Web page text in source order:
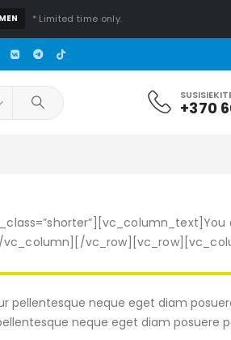
* Limited time only.
+370
vc_column][/
pellentesque neque eget diam
neque eget diam posuere